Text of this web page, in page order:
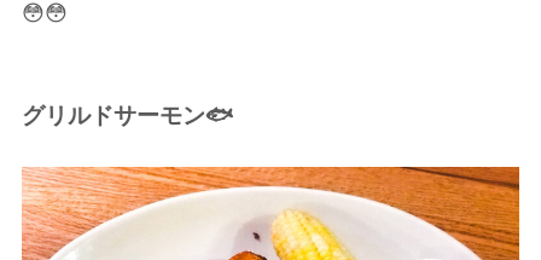
😳😳
グリルドサーモン🐟